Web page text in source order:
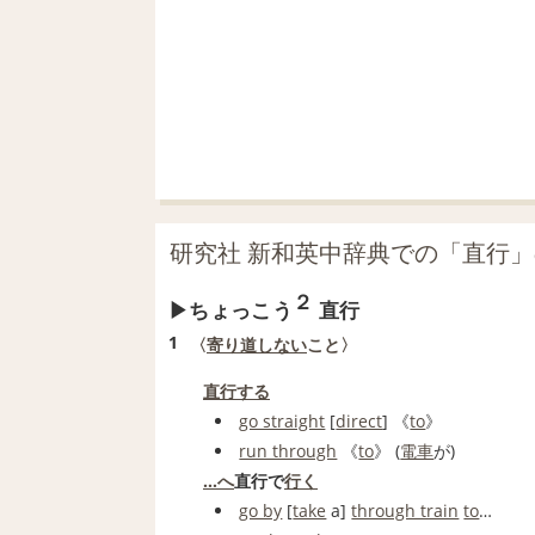
研究社 新和英中辞典での「直行
ちょっこう ２ 直行
1 〈寄り道しないこと〉
直行する
go straight [direct] 《to》
run through 《to》 (電車が)
…へ直行で行く
go by [take a]through train to…